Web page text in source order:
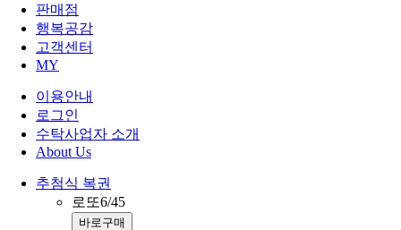
판매점
행복공감
고객센터
MY
이용안내
로그인
수탁사업자 소개
About Us
추첨식 복권
로또6/45
바로구매